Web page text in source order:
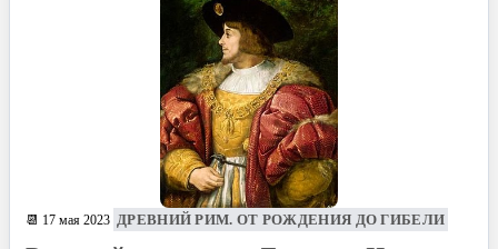
📆 17 мая 2023 ДРЕВНИЙ РИМ. ОТ РОЖДЕНИЯ ДО ГИБЕЛИ